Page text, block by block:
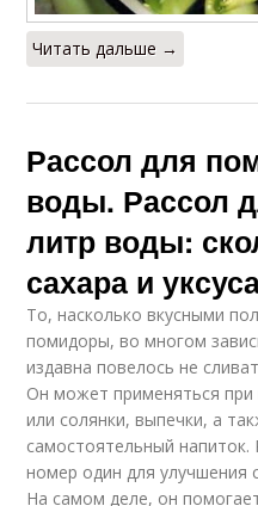
Читать дальше →
Рассол для
воды. Рассол
литр воды:
сахара и
То, насколько вкусными
помидоры, во многом
издавна повелось не
Он может применяться при
или солянки, выпечки, а
самостоятельный напиток.
номер один для улучшения
На самом деле, он